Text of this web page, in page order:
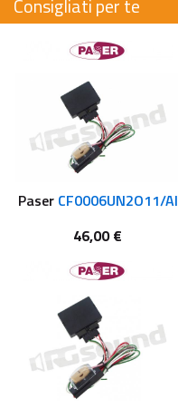
Paser CF0006UN2O11/AI
46,00 €